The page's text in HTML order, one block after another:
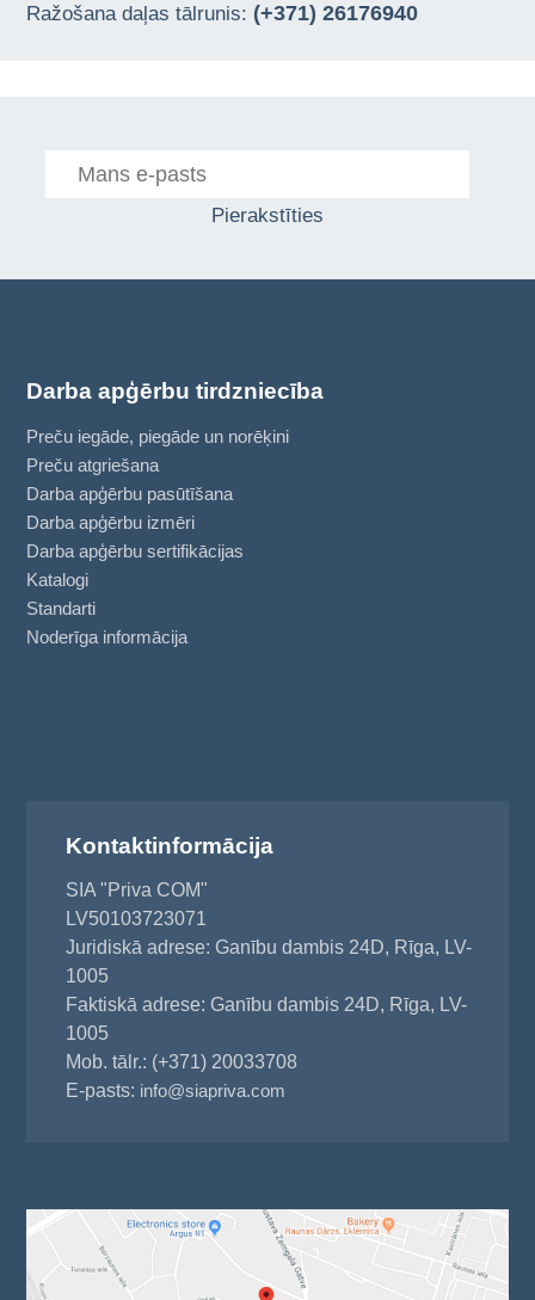
Ražošana daļas tālrunis: (+371) 26176940
Pierakstīties
Darba apģērbu tirdzniecība
Preču iegāde, piegāde un norēķini
Preču atgriešana
Darba apģērbu pasūtīšana
Darba apģērbu izmēri
Darba apģērbu sertifikācijas
Katalogi
Standarti
Noderīga informācija
Kontaktinformācija
SIA "Priva COM"
LV50103723071
Juridiskā adrese: Ganību dambis 24D, Rīga, LV-
1005
Faktiskā adrese: Ganību dambis 24D, Rīga, LV-
1005
Mob. tālr.: (+371) 20033708
E-pasts: info@siapriva.com